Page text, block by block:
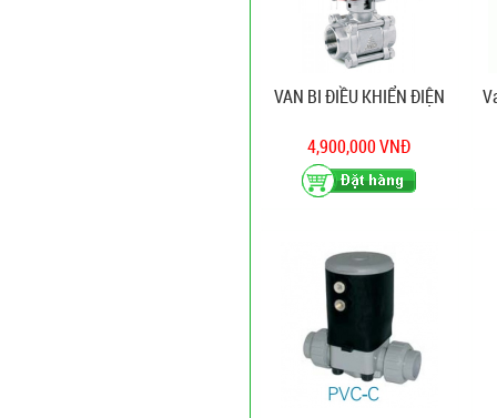
VAN BI ĐIỀU KHIỂN ĐIỆN
4,900,000 VNĐ